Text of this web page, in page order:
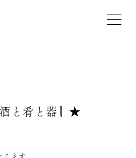
と肴と器』★